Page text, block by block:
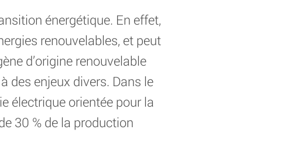
énergétique. En effet,
renouvelables, et peut
d’origine renouvelable
des enjeux divers. Dans le
électrique orientée pour la
30 % de la production